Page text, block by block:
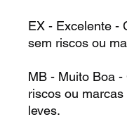
EX - Excelente -
sem riscos ou
MB - Muito Boa -
riscos ou
leves.